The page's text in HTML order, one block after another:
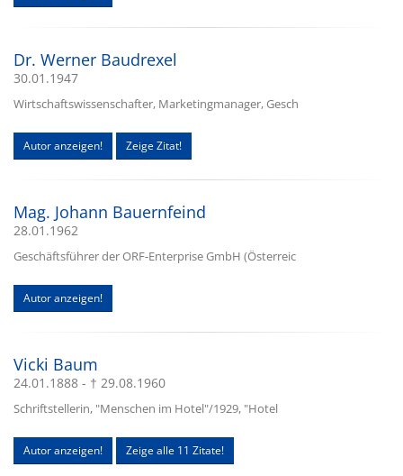
Dr. Werner Baudrexel
30.01.1947
Wirtschaftswissenschafter, Marketingmanager, Gesch
Autor anzeigen! Zeige Zitat!
Mag. Johann Bauernfeind
28.01.1962
Geschäftsführer der ORF-Enterprise GmbH (Österreic
Autor anzeigen!
Vicki Baum
24.01.1888 - † 29.08.1960
Schriftstellerin, "Menschen im Hotel"/1929, "Hotel
Autor anzeigen! Zeige alle 11 Zitate!